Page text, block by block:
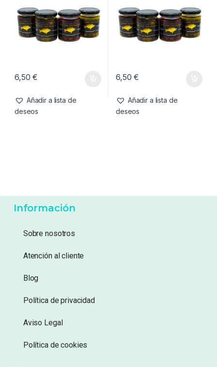
6,50€
Añadir a lista de
8,99€
Añadir a lista de
Cebos ,Semillas
Royal Baits Chufa XXL
6,50€
deseos
Cebos ,Semillas
Royal Baits Chufa XXL
6,50€
Información
Sobre nosotros